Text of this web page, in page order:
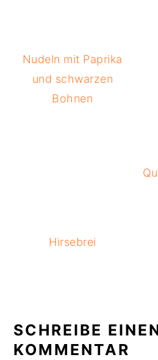
Nudeln mit Paprika
und schwarzen
Bohnen
Hirsebrei
SCHREIBE
KOMMENTAR